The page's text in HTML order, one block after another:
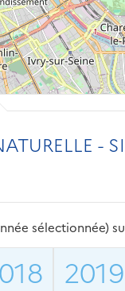
-
sélectionnée)
2019